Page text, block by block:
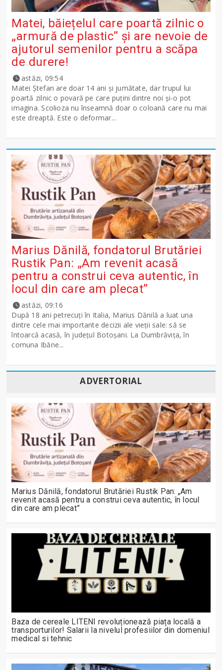
Matei, băiețelul care poartă zilnic o
„armură de plastic” și are nevoie de
ajutorul semenilor pentru a scăpa
de durere!
astăzi, 09:54
Matei Ștefan are doar 14 ani și jumătate, dar trupul lui
poartă zilnic o povară pe care puțini dintre noi și-o pot
imagina. Scolioza nu înseamnă doar o coloană care nu mai
este dreaptă. Este o deformar...
Marius Dănilă, fondatorul Brutăriei
Rustik Pan: „Am revenit acasă
pentru a construi ceva autentic, în
locul din care am plecat”
astăzi, 09:16
După 18 ani petrecuți în Italia, Marius Dănilă a luat una
dintre cele mai importante decizii ale vieții sale: să se
întoarcă acasă, în județul Botoșani. La Dumbrăvița, în
comuna Ibăne...
ADVERTORIAL
Marius Dănilă, fondatorul Brutăriei Rustik Pan: „Am
revenit acasă pentru a construi ceva autentic, în locul
din care am plecat”
Baza de cereale LITENI revoluționează piața locală a
transporturilor! Salarii la nivelul profesiilor din domeniul
medical si tehnic